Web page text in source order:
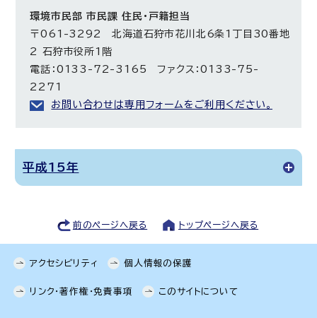
環境市民部 市民課 住民・戸籍担当
〒061-3292 北海道石狩市花川北6条1丁目30番地
2 石狩市役所1階
電話：0133-72-3165 ファクス：0133-75-
2271
お問い合わせは専用フォームをご利用ください。
平成15年
前のページへ戻る トップページへ戻る
アクセシビリティ 個人情報の保護
リンク・著作権・免責事項 このサイトについて